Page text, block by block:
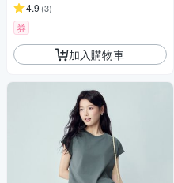
4.9 (3)
券
加入購物車